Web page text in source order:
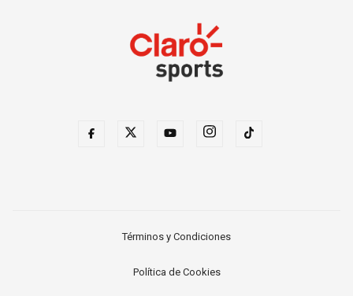
Términos y Condiciones
Política de Cookies